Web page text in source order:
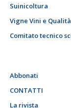
Suinicoltura
Vigne Vini e Qualità
Comitato tecnico
Abbonati
CONTATTI
La rivista